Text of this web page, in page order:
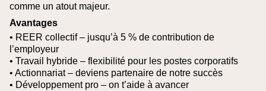
comme un atout majeur.
Avantages
• REER collectif – jusqu’à 5 % de contribution de
l’employeur
• Travail hybride – flexibilité pour les postes corporatifs
• Actionnariat – deviens partenaire de notre succès
• Développement pro – on t’aide à avancer